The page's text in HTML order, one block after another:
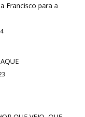
Francisco para a